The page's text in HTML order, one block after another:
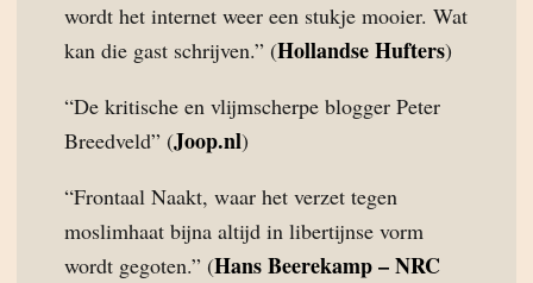
wordt het internet weer een stukje mooier. Wat
kan die gast schrijven.” (Hollandse Hufters)
“De kritische en vlijmscherpe blogger Peter
Breedveld” (Joop.nl)
“Frontaal Naakt, waar het verzet tegen
moslimhaat bijna altijd in libertijnse vorm
wordt gegoten.” (Hans Beerekamp – NRC